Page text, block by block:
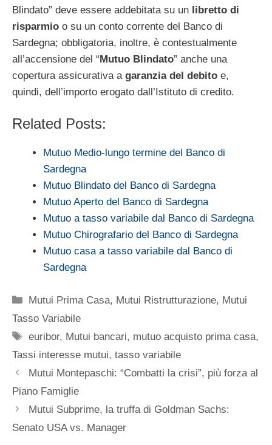
Blindato” deve essere addebitata su un libretto di
risparmio o su un conto corrente del Banco di
Sardegna; obbligatoria, inoltre, è contestualmente
all’accensione del “Mutuo Blindato” anche una
copertura assicurativa a garanzia del debito e,
quindi, dell’importo erogato dall’Istituto di credito.
Related Posts:
Mutuo Medio-lungo termine del Banco di
Sardegna
Mutuo Blindato del Banco di Sardegna
Mutuo Aperto del Banco di Sardegna
Mutuo a tasso variabile dal Banco di Sardegna
Mutuo Chirografario del Banco di Sardegna
Mutuo casa a tasso variabile dal Banco di
Sardegna
Categorie
Mutui Prima Casa, Mutui Ristrutturazione, Mutui
Tasso Variabile
Tag
euribor, Mutui bancari, mutuo acquisto prima casa,
Tassi interesse mutui, tasso variabile
Mutui Montepaschi: “Combatti la crisi”, più forza al
Piano Famiglie
Mutui Subprime, la truffa di Goldman Sachs:
Senato USA vs. Manager